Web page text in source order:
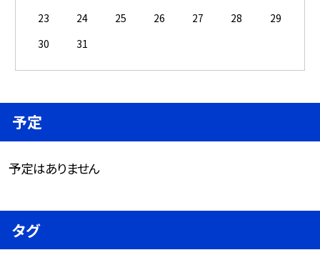
23
24 25 26 27 28
29
30
31
予定
予定はありません
タグ